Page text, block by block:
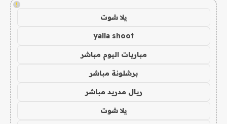
!
يلا شوت
yalla shoot
مباريات اليوم مباشر
برشلونة مباشر
ريال مدريد مباشر
يلا شوت